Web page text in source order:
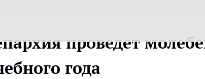
проведет
года